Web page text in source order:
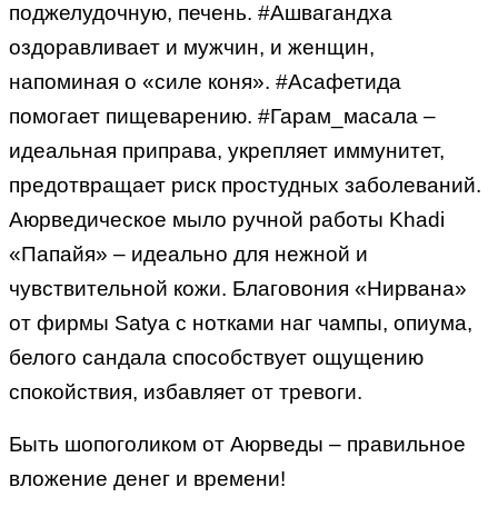
поджелудочную, печень. #Ашвагандха
оздоравливает и мужчин, и женщин,
напоминая о «силе коня». #Асафетида
помогает пищеварению. #Гарам_масала –
идеальная приправа, укрепляет иммунитет,
предотвращает риск простудных заболеваний.
Аюрведическое мыло ручной работы Khadi
«Папайя» – идеально для нежной и
чувствительной кожи. Благовония «Нирвана»
от фирмы Satya c нотками наг чампы, опиума,
белого сандала способствует ощущению
спокойствия, избавляет от тревоги.
Быть шопоголиком от Аюрведы – правильное
вложение денег и времени!